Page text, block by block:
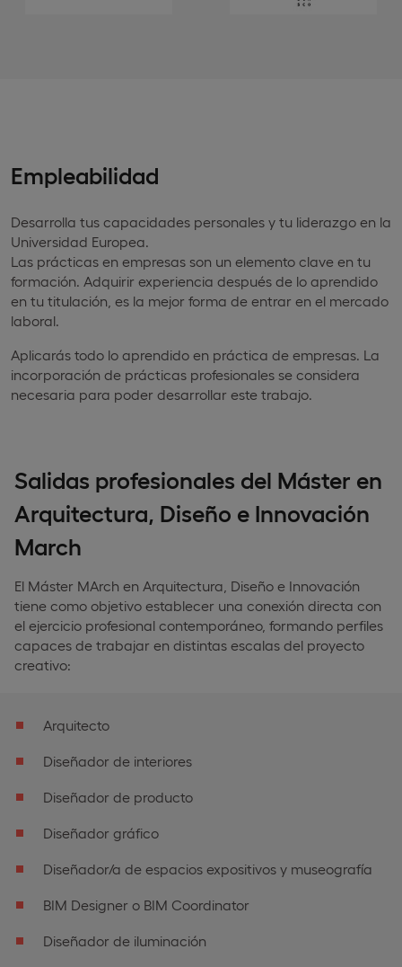
Empleabilidad
Desarrolla tus capacidades personales y tu liderazgo en la
Universidad Europea.
Las prácticas en empresas son un elemento clave en tu
formación. Adquirir experiencia después de lo aprendido
en tu titulación, es la mejor forma de entrar en el mercado
laboral.
Aplicarás todo lo aprendido en práctica de empresas. La
incorporación de prácticas profesionales se considera
necesaria para poder desarrollar este trabajo.
Salidas profesionales del Máster en
Arquitectura, Diseño e Innovación
March
El Máster MArch en Arquitectura, Diseño e Innovación
tiene como objetivo establecer una conexión directa con
el ejercicio profesional contemporáneo, formando perfiles
capaces de trabajar en distintas escalas del proyecto
creativo:
Arquitecto
Diseñador de interiores
Diseñador de producto
Diseñador gráfico
Diseñador/a de espacios expositivos y museografía
BIM Designer o BIM Coordinator
Diseñador de iluminación